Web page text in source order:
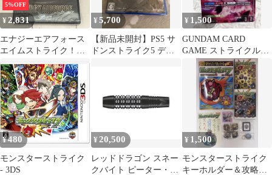
5%OFF
¥2,831
エナジーエアフォース
エイムストライク！：
PS2/新品未開封
¥5,700
【新品未開封】PS5 サ
ドンストライク5 デラ
¥ 1,500
GUNDAM CARD
GAME ストライクルー
ジュ R+ パラレル ガ
ンダム
¥480
モンスターストライク
- 3DS
¥ 20,500
レッドドラゴン スネー
クバイト ピーター・ラ
¥ 1,500
モンスターストライク
キーホルダー＆攻略本